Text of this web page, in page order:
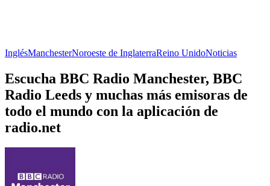
InglésManchesterNoroeste de InglaterraReino UnidoNoticias
Escucha BBC Radio Manchester, BBC
Radio Leeds y muchas más emisoras de
todo el mundo con la aplicación de
radio.net